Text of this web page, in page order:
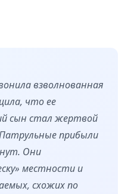
взволнованная
что ее
сын стал жертвой
прибыли
Они
местности и
схожих по